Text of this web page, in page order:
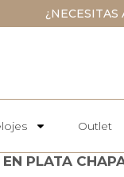
¿NECESITAS
Outlet
PLATA